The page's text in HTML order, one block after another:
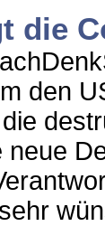
die
den